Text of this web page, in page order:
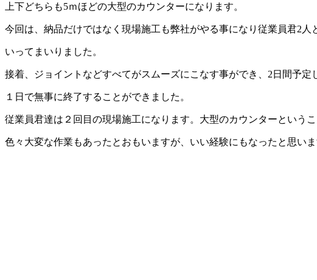
上下どちらも5ｍほどの大型のカウンターになります。
今回は、納品だけではなく現場施工も弊社がやる事になり従業員君2人
いってまいりました。
接着、ジョイントなどすべてがスムーズにこなす事ができ、2日間予定
１日で無事に終了することができました。
従業員君達は２回目の現場施工になります。大型のカウンターというこ
色々大変な作業もあったとおもいますが、いい経験にもなったと思いま